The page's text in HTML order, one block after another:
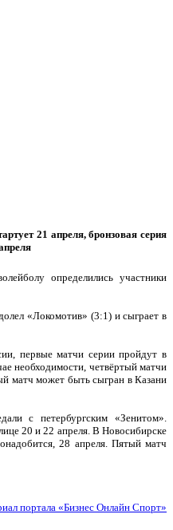
21 апреля, бронзовая серия
определились участники
«Локомотив» (3:1) и сыграет в
первые матчи серии пройдут в
необходимости, четвёртый матчи
матч может быть сыгран в Казани
с петербургским «Зенитом».
20 и 22 апреля. В Новосибирске
28 апреля. Пятый матч
портала «Бизнес Онлайн Спорт»